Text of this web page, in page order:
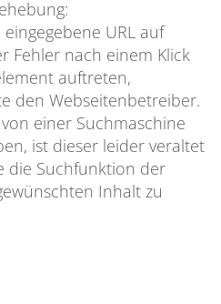
:
URL auf
Fehler nach einem Klick
auftreten,
den Webseitenbetreiber.
einer Suchmaschine
ist dieser leider veraltet
die Suchfunktion der
Inhalt zu